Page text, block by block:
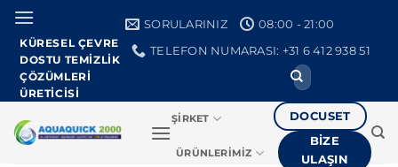
İçeriğe
KÜRESEL ÇEVRE
DOSTU TEMIZLIK
ÇÖZÜMLERI
ÜRETICISI
SORULARINIZ
08:00 - 21:00
TELEFON NUMARASI: +31 6 412 938 51
Arayın:
ŞIRKET
ÜRÜNLERIMIZ
DOCUSET
BIZE
ULAŞIN